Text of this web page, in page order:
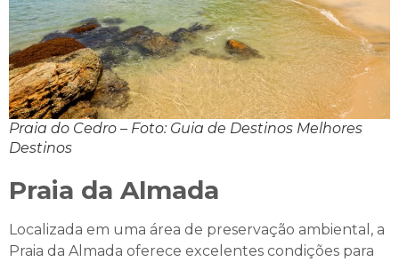
Praia do Cedro – Foto: Guia de Destinos Melhores
Destinos
Praia da Almada
Localizada em uma área de preservação ambiental, a
Praia da Almada oferece excelentes condições para